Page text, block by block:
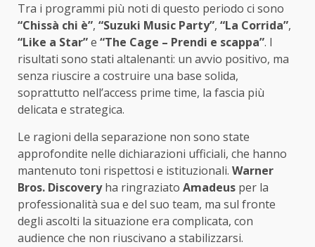
Tra i programmi più noti di questo periodo ci sono
“Chissà chi è”, “Suzuki Music Party”, “La Corrida”,
“Like a Star”e “The Cage – Prendi e scappa”. I
risultati sono stati altalenanti: un avvio positivo, ma
senza riuscire a costruire una base solida,
soprattutto nell’access prime time, la fascia più
delicata e strategica.
Le ragioni della separazione non sono state
approfondite nelle dichiarazioni ufficiali, che hanno
mantenuto toni rispettosi e istituzionali. Warner
Bros. Discoveryha ringraziato Amadeus per la
professionalità sua e del suo team, ma sul fronte
degli ascolti la situazione era complicata, con
audience che non riuscivano a stabilizzarsi.